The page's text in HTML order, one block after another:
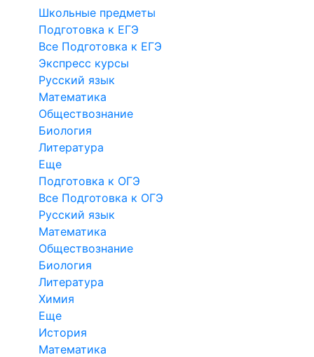
Школьные предметы
Подготовка к ЕГЭ
Все Подготовка к ЕГЭ
Экспресс курсы
Русский язык
Математика
Обществознание
Биология
Литература
Еще
Подготовка к ОГЭ
Все Подготовка к ОГЭ
Русский язык
Математика
Обществознание
Биология
Литература
Химия
Еще
История
Математика